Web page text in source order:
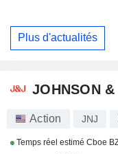
Plus d'actualités
JOHNSON
Action JNJ
Temps réel estimé Cboe